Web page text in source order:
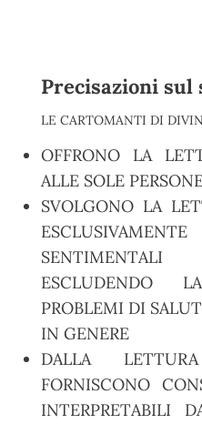
Precisazioni sul
LE CARTOMANTI DI
OFFRONO LA
ALLE SOLE
SVOLGONO LA
ESCLUDENDO
PROBLEMI DI
IN GENERE
DALLA
FORNISCONO
INTERPRETABILI